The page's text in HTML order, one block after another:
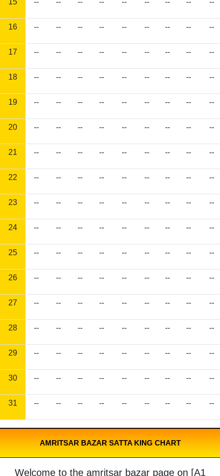
15 -- -- -- -- -- -- -- -- --
16 -- -- -- -- -- -- -- -- --
17 -- -- -- -- -- -- -- -- --
18 -- -- -- -- -- -- -- -- --
19 -- -- -- -- -- -- -- -- --
20 -- -- -- -- -- -- -- -- --
21 -- -- -- -- -- -- -- -- --
22 -- -- -- -- -- -- -- -- --
23 -- -- -- -- -- -- -- -- --
24 -- -- -- -- -- -- -- -- --
25 -- -- -- -- -- -- -- -- --
26 -- -- -- -- -- -- -- -- --
27 -- -- -- -- -- -- -- -- --
28 -- -- -- -- -- -- -- -- --
29 -- -- -- -- -- -- -- -- --
30 -- -- -- -- -- -- -- -- --
31 -- -- -- -- -- -- -- -- --
AMRITSAR BAZAR SATTA KING CHART
Welcome to the amritsar bazar page on [A1